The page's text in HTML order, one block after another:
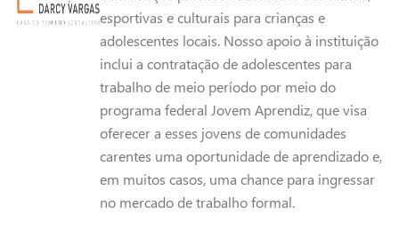
esportivas e culturais para crianças e
adolescentes locais. Nosso apoio à instituição
inclui a contratação de adolescentes para
trabalho de meio período por meio do
programa federal Jovem Aprendiz, que visa
oferecer a esses jovens de comunidades
carentes uma oportunidade de aprendizado e,
em muitos casos, uma chance para ingressar
no mercado de trabalho formal.